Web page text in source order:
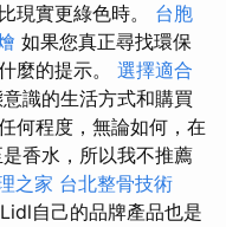
現實更綠色時。 台胞
如果您真正尋找環保
麼的提示。 選擇適合
識的生活方式和購買
何程度，無論如何，在
香水，所以我不推薦
之家 台北整骨技術
自己的品牌產品也是